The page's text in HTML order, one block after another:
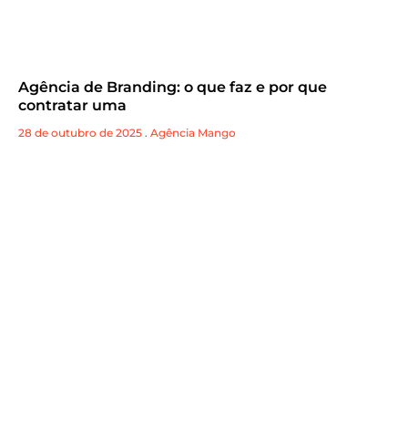
Agência de Branding: o que faz e por que
contratar uma
28 de outubro de 2025 . Agência Mango